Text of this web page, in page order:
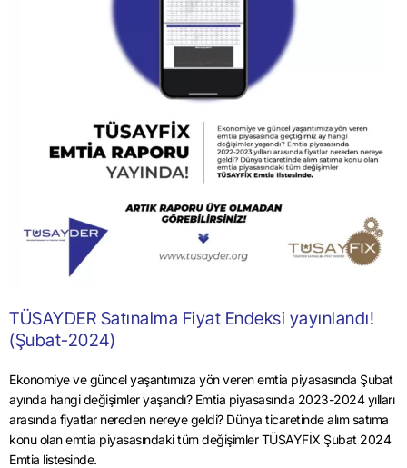
TÜSAYDER Satınalma Fiyat Endeksi yayınlandı!
(Şubat-2024)
Ekonomiye ve güncel yaşantımıza yön veren emtia piyasasında Şubat
ayında hangi değişimler yaşandı? Emtia piyasasında 2023-2024 yılları
arasında fiyatlar nereden nereye geldi? Dünya ticaretinde alım satıma
konu olan emtia piyasasındaki tüm değişimler TÜSAYFİX Şubat 2024
Emtia listesinde.